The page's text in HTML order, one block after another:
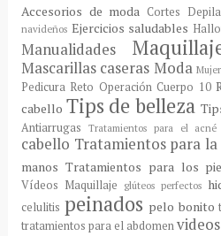
Accesorios de moda Cortes
navideños Ejercicios saludables
Manualidades
Mascarillas caseras Moda
Pedicura Reto Operación Cuerpo 10
cabello Tips de belleza
Antiarrugas Tratamientos para el acné
cabello Tratamientos para
manos Tratamientos para los
Vídeos Maquillaje glúteos perfectos
celulitis peinados pelo bonito
tratamientos para el abdomen